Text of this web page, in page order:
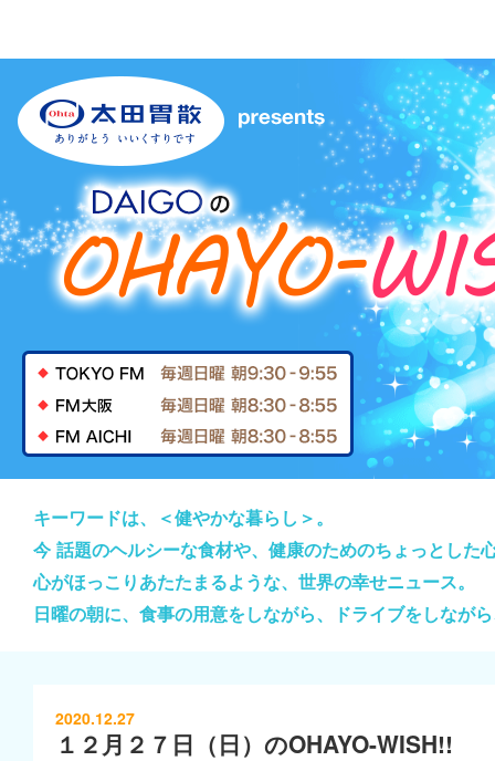
キーワードは、＜健やかな暮らし＞。
今 話題のヘルシーな食材や、健康のためのちょっとし
心がほっこりあたたまるような、世界の幸せニュース。
日曜の朝に、食事の用意をしながら、ドライブをしなが
2020.12.27
１２月２７日（日）のOHAYO-WISH!!